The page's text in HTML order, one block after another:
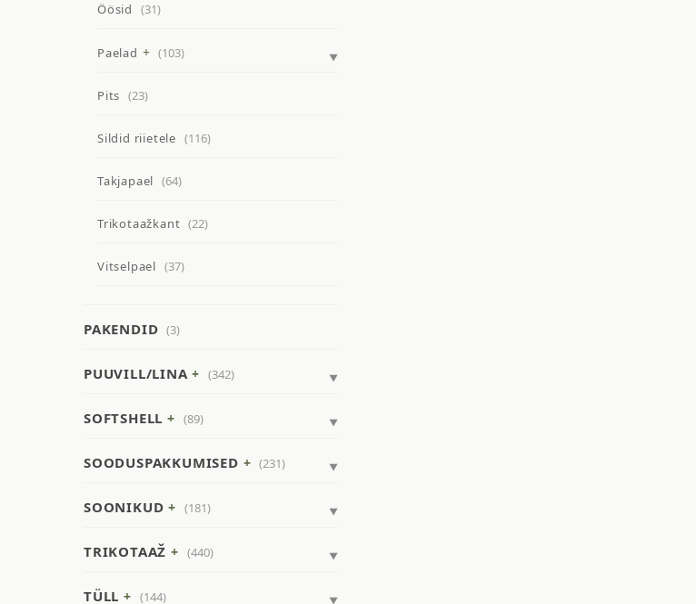
Öösid (31)
Paelad (103)
Pits (23)
Sildid riietele (116)
Takjapael (64)
Trikotaažkant (22)
Vitselpael (37)
PAKENDID (3)
PUUVILL/LINA (342)
SOFTSHELL (89)
SOODUSPAKKUMISED (231)
SOONIKUD (181)
TRIKOTAAŽ (440)
TÜLL (144)